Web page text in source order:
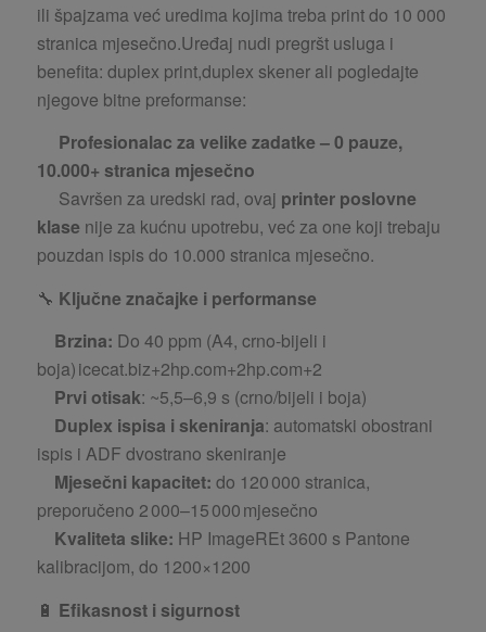
ili špajzama već uredima kojima treba print do 10 000
stranica mjesečno.Uređaj nudi pregršt usluga i
benefita: duplex print,duplex skener ali pogledajte
njegove bitne preformanse:
Profesionalac za velike zadatke – 0 pauze,
10.000+ stranica mjesečno
Savršen za uredski rad, ovaj printer poslovne
klase nije za kućnu upotrebu, već za one koji trebaju
pouzdan ispis do 10.000 stranica mjesečno.
🔧 Ključne značajke i performanse
Brzina: Do 40 ppm (A4, crno-bijeli i
boja) icecat.biz+2hp.com+2hp.com+2
Prvi otisak: ~5,5–6,9 s (crno/bijeli i boja)
Duplex ispisa i skeniranja: automatski obostrani
ispis i ADF dvostrano skeniranje
Mjesečni kapacitet: do 120 000 stranica,
preporučeno 2 000–15 000 mjesečno
Kvaliteta slike: HP ImageREt 3600 s Pantone
kalibracijom, do 1200×1200
🔋 Efikasnost i sigurnost